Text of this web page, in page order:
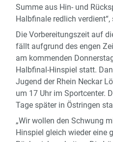
Summe aus Hin- und
Halbfinale redlich verdient“,
Die Vorbereitungszeit auf
fällt aufgrund des engen
am kommenden
Halbfinal-Hinspiel statt.
Jugend der Rhein Neckar
um 17 Uhr im Sportcenter.
Tage später in Östringen
„Wir wollen den Schwung
Hinspiel gleich wieder eine